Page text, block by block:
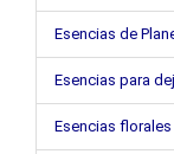
Esencias de
Esencias para
Esencias florales